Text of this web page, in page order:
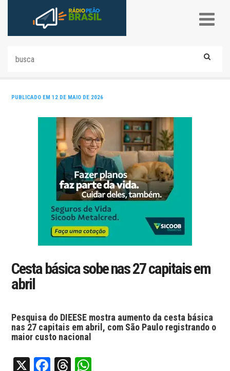
PUBLICADO EM 12 DE MAIO DE 2026
Cesta básica sobe nas 27 capitais em
abril
Pesquisa do DIEESE mostra aumento da cesta básica
nas 27 capitais em abril, com São Paulo registrando o
maior custo nacional
X Facebook
Threads